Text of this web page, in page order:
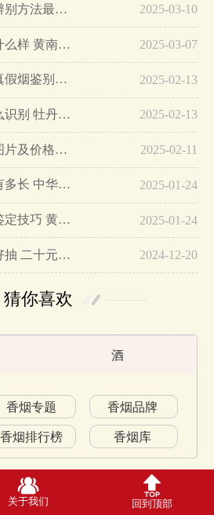
黄鹤楼硬奇景真假的辨别方法最简单版… 2025-03-10
黄南京香烟20元一包什么样 黄南京香烟真假鉴别… 2025-03-07
最新白沙细支和天下真假烟鉴别指南… 2025-02-13
牡丹蓝中支烟真假怎么识别 牡丹蓝中支烟真假鉴别带图… 2025-02-13
中华蛇年贺岁版香烟图片及价格大全… 2025-02-11
中华香烟保质期一般有多长 中华香烟保质期在哪里看的… 2025-01-24
黄鹤楼平安久久真伪鉴定技巧 黄鹤楼平安久久二维码在哪里… 2025-01-24
二十元左右的烟哪个好抽 二十元左右的香烟排行榜最新款… 2024-12-20
猜你喜欢
酒
香烟专题 香烟品牌
香烟排行榜 香烟库
关于我们 回到顶部